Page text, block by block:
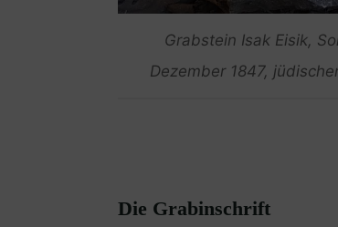
Grabstein Isak Eisik,
Dezember 1847,
Die Grabinschrift